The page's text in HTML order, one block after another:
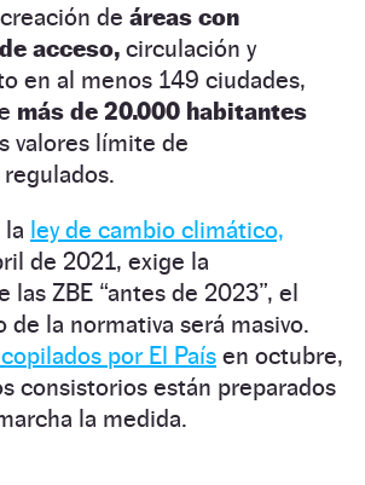
de áreas con
acceso, circulación y
en al menos 149 ciudades,
más de 20.000 habitantes
valores límite de
ley de cambio climático,
de 2021, exige la
las ZBE “antes de 2023”, el
la normativa será masivo.
por El País en octubre,
consistorios están preparados
la medida.